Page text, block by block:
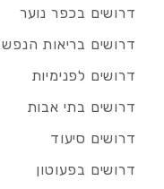
דרושים בכפר נוער
דרושים בריאות הנפש
דרושים לפנימיות
דרושים בתי אבות
דרושים סיעוד
דרושים בפעוטון